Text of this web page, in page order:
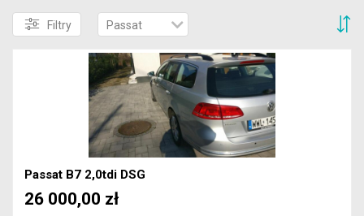
Filtry Passat
Passat B7 2,0tdi DSG
26 000,00 zł